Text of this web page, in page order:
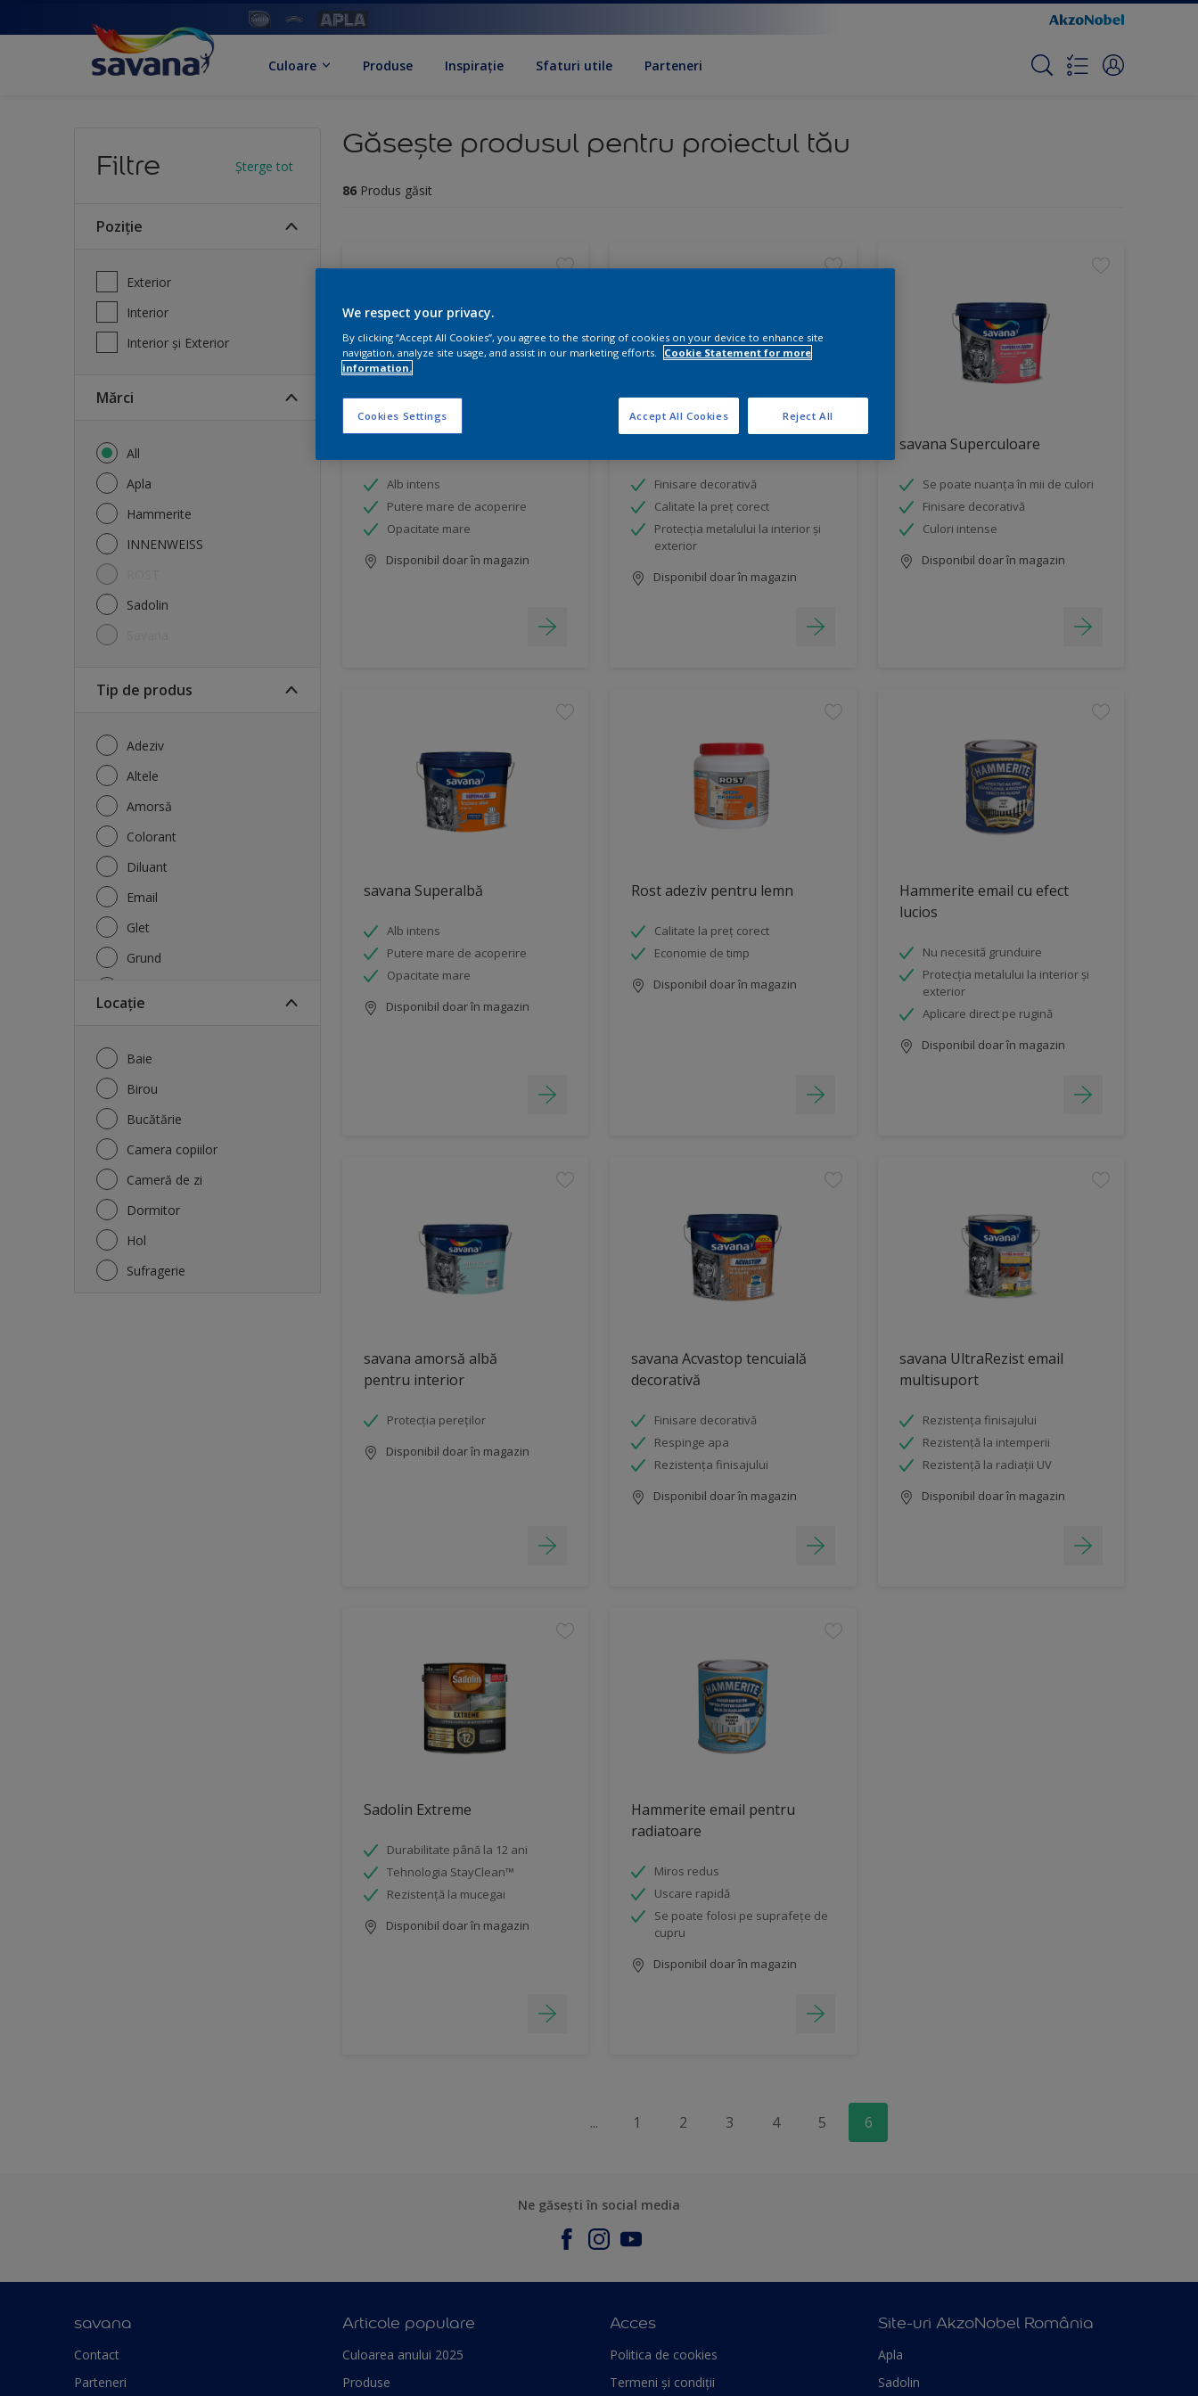
Culoare Produse Inspirație Sfaturi utile Parteneri
Filtre Șterge tot
Poziție
Exterior
Interior
Interior și Exterior
mărci
All
Apla
Hammerite
INNENWEISS
Sadolin
Tip de produs
Adeziv
Altele
Amorsă
Colorant
Diluant
Email
Glet
Grund
Locație
Baie
Birou
Bucătărie
Camera copiilor
Cameră de zi
Dormitor
Hol
Sufragerie
Găsește produsul pentru proiectul tău
86 Produs găsit
Alb intens
Putere mare de acoperire
Opacitate mare
Disponibil doar în magazin
Finisare decorativă
Calitate la preț corect
Protecția metalului la interior și
exterior
Disponibil doar în magazin
savana Superculoare
Se poate nuanța în mii de culori
Finisare decorativă
Culori intense
Disponibil doar în magazin
savana Superalbă
Alb intens
Putere mare de acoperire
Opacitate mare
Disponibil doar în magazin
Rost adeziv pentru lemn
Calitate la preț corect
Economie de timp
Disponibil doar în magazin
Hammerite email cu efect
lucios
Nu necesită grunduire
Protecția metalului la interior și
exterior
Aplicare direct pe rugină
Disponibil doar în magazin
savana amorsă albă
pentru interior
Protecția pereților
Disponibil doar în magazin
savana Acvastop tencuială
decorativă
Finisare decorativă
Respinge apa
Rezistența finisajului
Disponibil doar în magazin
savana UltraRezist email
multisuport
Rezistența finisajului
Rezistență la intemperii
Rezistenţă la radiaţii UV
Disponibil doar în magazin
Sadolin Extreme
Durabilitate până la 12 ani
Tehnologia StayClean™
Rezistență la mucegai
Disponibil doar în magazin
Hammerite email pentru
radiatoare
Miros redus
Uscare rapidă
Se poate folosi pe suprafețe de
cupru
Disponibil doar în magazin
... 1 2 3 4 5 6
Ne găsești în social media
savana
Contact
Parteneri
Articole populare
Culoarea anului 2025
Produse
Acces
Politica de cookies
Termeni și condiții
Site-uri AkzoNobel România
Apla
Sadolin
We respect your privacy.
By clicking “Accept All Cookies”, you agree to the storing of cookies on your device to enhance site
navigation, analyze site usage, and assist in our marketing efforts.
Cookie Statement for more
information.
Cookies Settings Reject All
Accept All Cookies